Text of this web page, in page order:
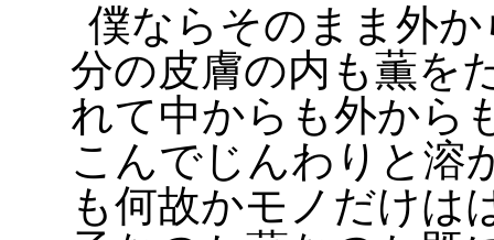
僕ならそのまま外
分の皮膚の内も薫を
れて中からも外から
こんでじんわりと溶
も何故かモノだけは